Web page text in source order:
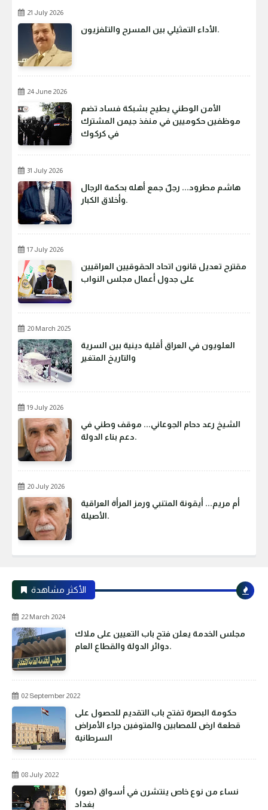
21 July 2026
الأداء التمثيلي بين المسرح والتلفزيون.
24 June 2026
الأمن الوطني يطيح بشبكة فساد تضم
موظفين حكوميين في منفذ جيمن المشترك
في كركوك
31 July 2026
هاشم مطرود... رجلٌ جمع أهله بحكمة الرجال
وأخلاق الكبار.
17 July 2026
مقترح تعديل قانون اتحاد الحقوقيين العراقيين
على جدول أعمال مجلس النواب
20 March 2025
العلويون في العراق أقلية دينية بين السرية
والتاريخ المتغير
19 July 2026
الشيخ رعد دحام الجوعاني... موقف وطني في
دعم بناء الدولة.
20 July 2026
أم مريم... أيقونة المتنبي ورمز المرأة العراقية
الأصيلة.
الأكثر مشاهدة
22 March 2024
مجلس الخدمة يعلن فتح باب التعيين على ملاك
دوائر الدولة والقطاع العام.
02 September 2022
حكومة البصرة تفتح باب التقديم للحصول على
قطعة ارض للمصابين والمتوفين جراء الأمراض
السرطانية
08 July 2022
(صور) نساء من نوع خاص ينتشرن في أسواق
بغداد